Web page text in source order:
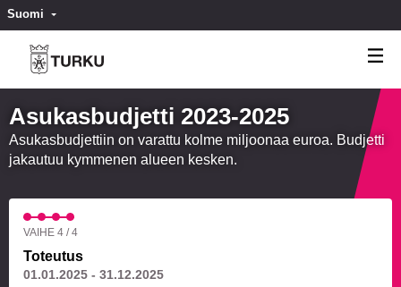
Suomi Valitse kieli
Asukasbudjetti 2023-2025
Asukasbudjettiin on varattu kolme miljoonaa euroa. Budjetti
jakautuu kymmenen alueen kesken.
VAIHE 4 / 4
Toteutus
01.01.2025 - 31.12.2025